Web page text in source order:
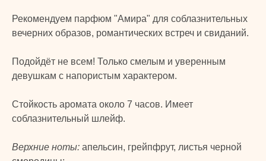
Рекомендуем парфюм "Амира" для соблазнительных
вечерних образов, романтических встреч и свиданий.
Подойдёт не всем! Только смелым и уверенным
девушкам с напористым характером.
Стойкость аромата около 7 часов. Имеет
соблазнительный шлейф.
Верхние ноты: апельсин, грейпфрут, листья черной
Уход за лицом и телом
Личная гигиена
Для дома Контакты
Оплата и доставка
Политика
Главная
Парфюмерия
Детская линия
ДОКУМЕНТЫ